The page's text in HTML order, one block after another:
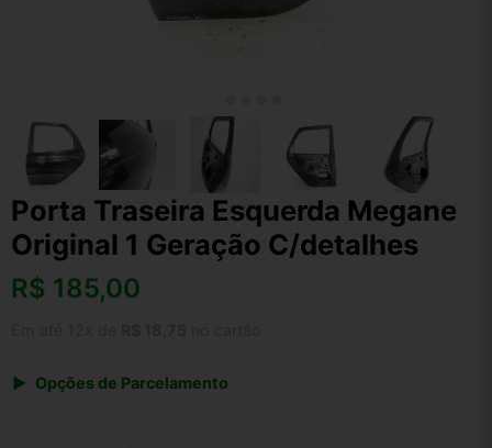
Porta Traseira Esquerda Megane
Original 1 Geração C/detalhes
R$ 185,00
Opções de Parcelamento